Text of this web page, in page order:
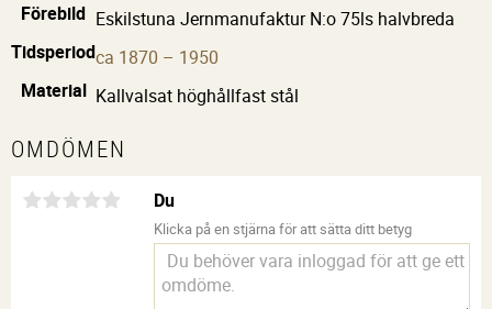
Förebild Eskilstuna Jernmanufaktur N:o 75ls halvbreda
Tidsperiodca 1870 – 1950
Material Kallvalsat höghållfast stål
OMDÖMEN
Du
Klicka på en stjärna för att sätta ditt betyg